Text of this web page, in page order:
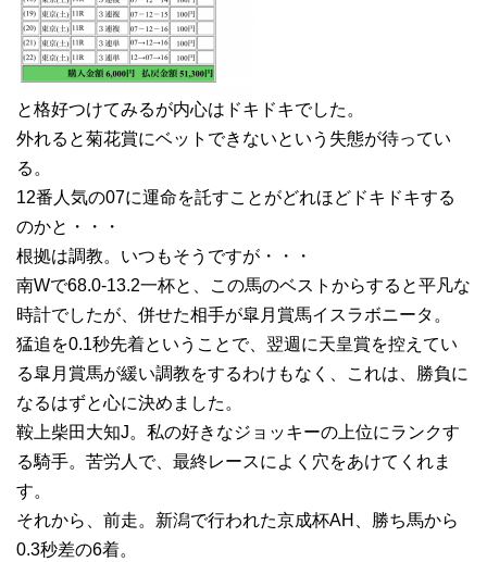
と格好つけてみるが内心はドキドキでした。
外れると菊花賞にベットできないという失態が待ってい
る。
12番人気の07に運命を託すことがどれほどドキドキする
のかと・・・
根拠は調教。いつもそうですが・・・
南Wで68.0-13.2一杯と、この馬のベストからすると平凡な
時計でしたが、併せた相手が皐月賞馬イスラボニータ。
猛追を0.1秒先着ということで、翌週に天皇賞を控えてい
る皐月賞馬が緩い調教をするわけもなく、これは、勝負に
なるはずと心に決めました。
鞍上柴田大知J。私の好きなジョッキーの上位にランクす
る騎手。苦労人で、最終レースによく穴をあけてくれま
す。
それから、前走。新潟で行われた京成杯AH、勝ち馬から
0.3秒差の6着。